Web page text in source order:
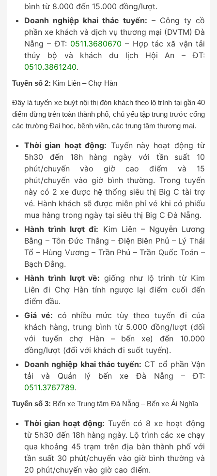
bình từ 8.000 đến 15.000 đồng/lượt.
Doanh nghiệp khai thác tuyến: – Công ty cồ
phần xe khách và dịch vụ thương mại (DVTM) Đà
Nẵng – ĐT: 0511.3680670 – Hợp tác xã vận tải
thủy bộ và khách du lịch Hội An – ĐT:
0510.3861240.
Tuyến số 2: Kim Liên – Chợ Hàn
Đây là tuyến xe buýt nội thị đón khách theo lộ trình tại gần 40
điểm dừng trên toàn thành phố, chủ yếu tập trung trước cổng
các trường Đại học, bệnh viện, các trung tâm thương mại.
Thời gian hoạt động: Tuyến này hoạt động từ
5h30 đến 18h hàng ngày với tần suất 10
phút/chuyến vào giờ cao điểm và 15
phút/chuyến vào giờ bình thường. Trong tuyến
này có 2 xe được hệ thống siêu thị Big C tài trợ
vé. Hành khách sẽ được miễn phí vé khi có phiếu
mua hàng trong ngày tại siêu thị Big C Đà Nẵng.
Hành trình lượt đi: Kim Liên – Nguyễn Lương
Bằng – Tôn Đức Thắng – Điện Biên Phủ – Lý Thái
Tổ – Hùng Vương – Trần Phú – Trần Quốc Toản –
Bạch Đằng.
Hành trình lượt về: giống như lộ trình từ Kim
Liên đi Chợ Hàn tính ngược lại điểm cuối đến
điểm đầu.
Giá vé: có nhiều mức tùy theo tuyến đi của
khách hàng, trung bình từ 5.000 đồng/lượt (đối
với tuyến chợ Hàn – bến xe) đến 10.000
đồng/lượt (đối với khách đi suốt tuyến).
Doanh nghiệp khai thác tuyến: CT cổ phần Vận
tải và Quản lý bến xe Đà Nẵng – ĐT:
0511.3767789.
Tuyến số 3: Bến xe Trung tâm Đà Nẵng – Bến xe Ái Nghĩa
Thời gian hoạt động: Tuyến có 8 xe hoạt động
từ 5h30 đến 18h hàng ngày. Lộ trình các xe chạy
qua khoảng 45 trạm trên địa bàn thành phố với
tần suất 30 phút/chuyến vào giờ bình thường và
20 phút/chuyến vào giờ cao điểm.